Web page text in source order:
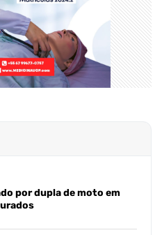
por dupla de moto em